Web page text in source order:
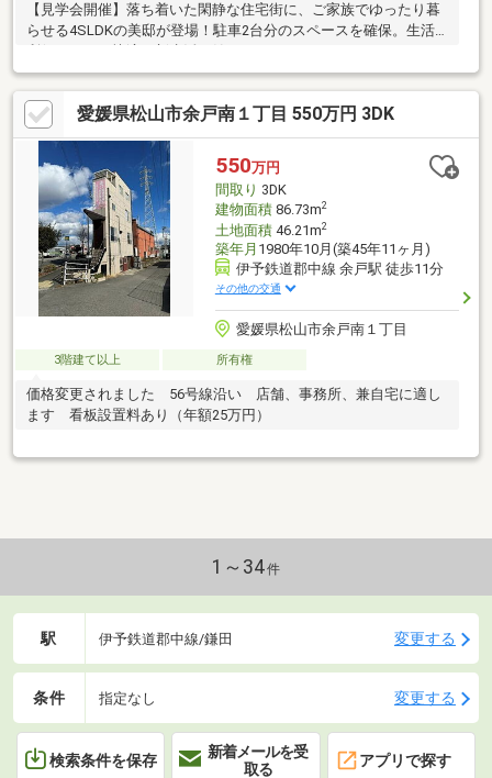
【見学会開催】落ち着いた閑静な住宅街に、ご家族でゆったり暮
らせる4SLDKの美邸が登場！駐車2台分のスペースを確保。生活
愛媛県松山市余戸南１丁目 550万円 3DK
550万円
間取り 3DK
建物面積86.73m2
土地面積46.21m2
築年月 1980年10月(築45年11ヶ月)
伊予鉄道郡中線 余戸駅 徒歩11分
その他の交通
愛媛県松山市余戸南１丁目
3階建て以上 所有権
価格変更されました 56号線沿い 店舗、事務所、兼自宅に適し
ます 看板設置料あり（年額25万円）
1～34件
駅 伊予鉄道郡中線/鎌田 変更する
条件 指定なし 変更する
検索条件を保存
新着メールを受
取る
アプリで探す